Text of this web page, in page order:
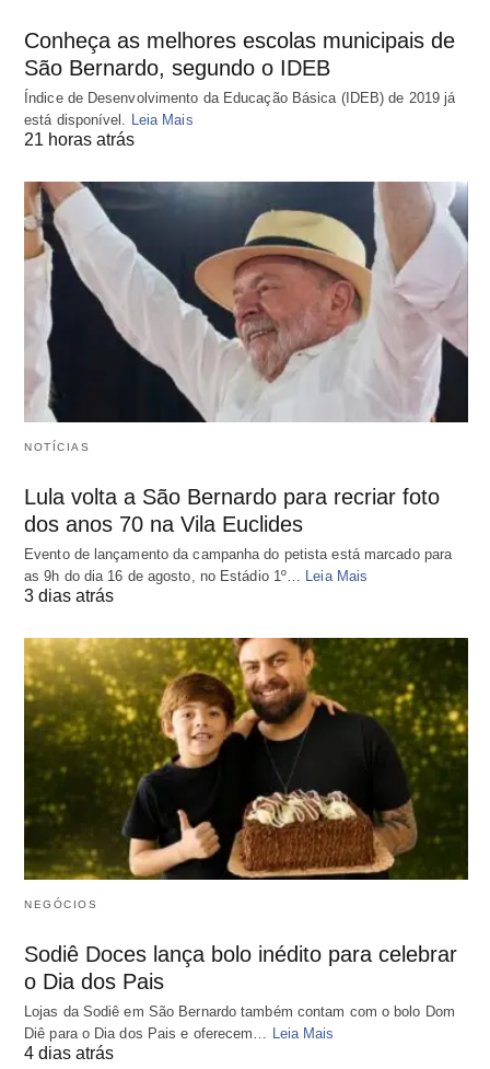
Conheça as melhores escolas municipais de
São Bernardo, segundo o IDEB
Índice de Desenvolvimento da Educação Básica (IDEB) de 2019 já
está disponível.
Leia Mais
21 horas atrás
NOTÍCIAS
Lula volta a São Bernardo para recriar foto
dos anos 70 na Vila Euclides
Evento de lançamento da campanha do petista está marcado para
as 9h do dia 16 de agosto, no Estádio 1º… Leia Mais
3 dias atrás
NEGÓCIOS
Sodiê Doces lança bolo inédito para celebrar
o Dia dos Pais
Lojas da Sodiê em São Bernardo também contam com o bolo Dom
Diê para o Dia dos Pais e oferecem… Leia Mais
4 dias atrás